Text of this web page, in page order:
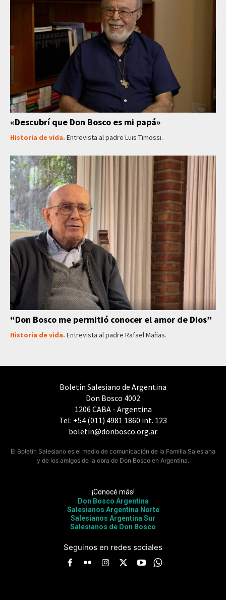
«Descubrí que Don Bosco es mi papá»
Historia de vida. Entrevista al padre Luis Timossi.
“Don Bosco me permitió conocer el amor de Dios”
Historia de vida. Entrevista al padre Rafael Mañas.
Boletín Salesiano de Argentina
Don Bosco 4002
1206 CABA - Argentina
Tel: +54 (011) 4981 1860 int. 123
boletin@donbosco.org.ar
El Boletín Salesiano es el medio de comunicación de la Familia Salesiana
y de los amigos de la obra de Don Bosco en Argentina.
¡Conocé más!
Don Bosco Argentina
Salesianos Argentina Norte
Salesianos Argentina Sur
Salesianos de Don Bosco
Seguinos en redes sociales